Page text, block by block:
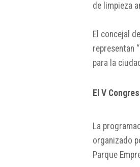
de limpieza
El concejal
representan
para la
El V
La
organizado
Parque